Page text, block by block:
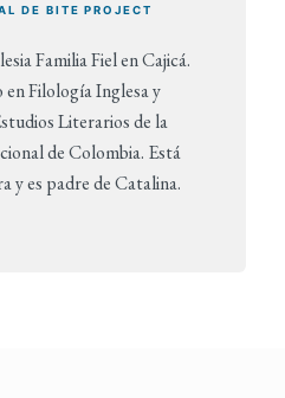
DE BITE PROJECT
Familia Fiel en Cajicá.
en Filología Inglesa y
Literarios de la
de Colombia. Está
y es padre de Catalina.